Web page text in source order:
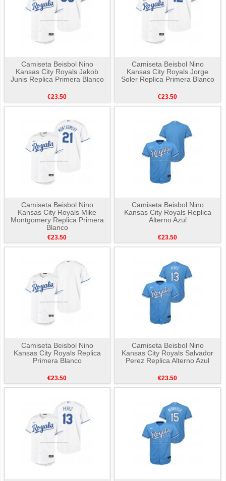
Camiseta Beisbol Nino
Kansas City Royals Jakob
Junis Replica Primera Blanco
€23.50
Camiseta Beisbol Nino
Kansas City Royals Jorge
Soler Replica Primera Blanco
€23.50
Camiseta Beisbol Nino
Kansas City Royals Mike
Montgomery Replica Primera
Blanco
€23.50
Camiseta Beisbol Nino
Kansas City Royals Replica
Alterno Azul
€23.50
Camiseta Beisbol Nino
Kansas City Royals Replica
Primera Blanco
€23.50
Camiseta Beisbol Nino
Kansas City Royals Salvador
Perez Replica Alterno Azul
€23.50